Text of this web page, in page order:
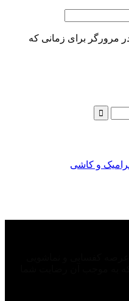
مرورگر برای زمانی که
و کاشی